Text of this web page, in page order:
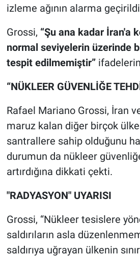
izleme ağının alarma
Grossi, “Şu ana kadar İran'a
normal seviyelerin üzerinde
tespit edilmemiştir”
“NÜKLEER GÜVENLİĞE
Rafael Mariano Grossi, İran
maruz kalan diğer birçok
santrallere sahip olduğunu
durumun da nükleer
artırdığına dikkati çekti.
"RADYASYON" UYARISI
Grossi, “Nükleer tesislere
saldırıların asla
saldırıya uğrayan ülkenin